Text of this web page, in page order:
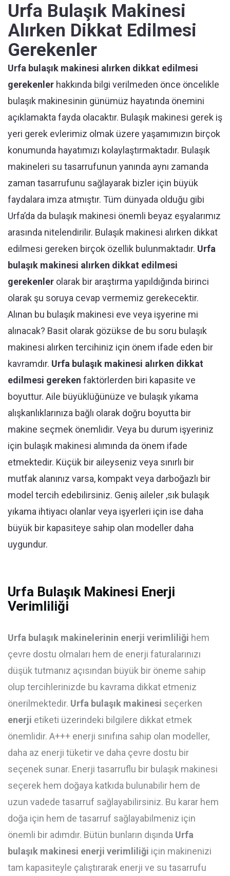
Urfa Bulaşık Makinesi
Alırken Dikkat Edilmesi
Gerekenler
Urfa bulaşık makinesi alırken dikkat edilmesi
gerekenler hakkında bilgi verilmeden önce öncelikle
bulaşık makinesinin günümüz hayatında önemini
açıklamakta fayda olacaktır. Bulaşık makinesi gerek iş
yeri gerek evlerimiz olmak üzere yaşamımızın birçok
konumunda hayatımızı kolaylaştırmaktadır. Bulaşık
makineleri su tasarrufunun yanında aynı zamanda
zaman tasarrufunu sağlayarak bizler için büyük
faydalara imza atmıştır. Tüm dünyada olduğu gibi
Urfa’da da bulaşık makinesi önemli beyaz eşyalarımız
arasında nitelendirilir. Bulaşık makinesi alırken dikkat
edilmesi gereken birçok özellik bulunmaktadır. Urfa
bulaşık makinesi alırken dikkat edilmesi
gerekenler olarak bir araştırma yapıldığında birinci
olarak şu soruya cevap vermemiz gerekecektir.
Alınan bu bulaşık makinesi eve veya işyerine mi
alınacak? Basit olarak gözükse de bu soru bulaşık
makinesi alırken tercihiniz için önem ifade eden bir
kavramdır. Urfa bulaşık makinesi alırken dikkat
edilmesi gereken faktörlerden biri kapasite ve
boyuttur. Aile büyüklüğünüze ve bulaşık yıkama
alışkanlıklarınıza bağlı olarak doğru boyutta bir
makine seçmek önemlidir. Veya bu durum işyeriniz
için bulaşık makinesi alımında da önem ifade
etmektedir. Küçük bir aileyseniz veya sınırlı bir
mutfak alanınız varsa, kompakt veya darboğazlı bir
model tercih edebilirsiniz. Geniş aileler ,sık bulaşık
yıkama ihtiyacı olanlar veya işyerleri için ise daha
büyük bir kapasiteye sahip olan modeller daha
uygundur.
Urfa Bulaşık Makinesi Enerji
Verimliliği
Urfa bulaşık makinelerinin enerji verimliliği hem
çevre dostu olmaları hem de enerji faturalarınızı
düşük tutmanız açısından büyük bir öneme sahip
olup tercihlerinizde bu kavrama dikkat etmeniz
önerilmektedir. Urfa bulaşık makinesi seçerken
enerji etiketi üzerindeki bilgilere dikkat etmek
önemlidir. A+++ enerji sınıfına sahip olan modeller,
daha az enerji tüketir ve daha çevre dostu bir
seçenek sunar. Enerji tasarruflu bir bulaşık makinesi
seçerek hem doğaya katkıda bulunabilir hem de
uzun vadede tasarruf sağlayabilirsiniz. Bu karar hem
doğa için hem de tasarruf sağlayabilmeniz için
önemli bir adımdır. Bütün bunların dışında Urfa
bulaşık makinesi enerji verimliliği için makinenizi
tam kapasiteyle çalıştırarak enerji ve su tasarrufu